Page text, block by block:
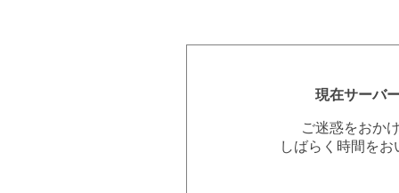
現在サーバ
ご迷惑をおか
しばらく時間を